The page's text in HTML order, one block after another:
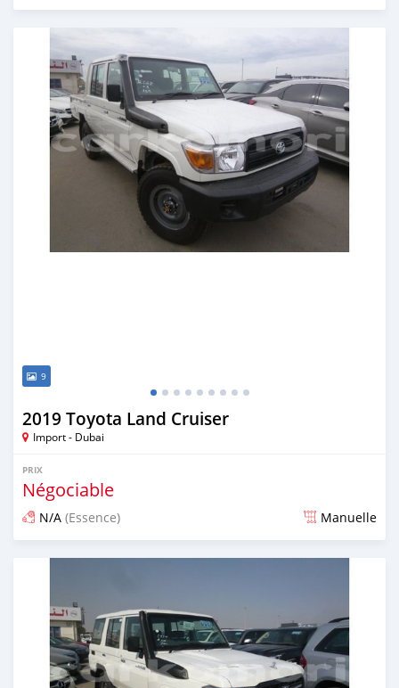
9
2019 Toyota Land Cruiser
Import - Dubai
PRIX
Négociable
N/A (Essence) Manuelle
Publié il y a environ 7 ans